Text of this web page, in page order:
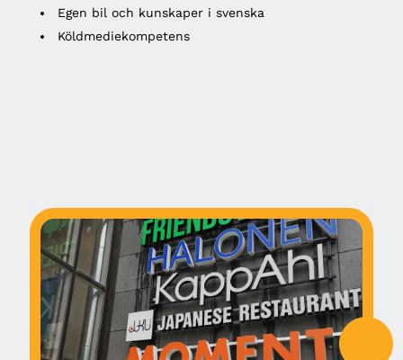
Egen bil och kunskaper i svenska
Köldmediekompetens